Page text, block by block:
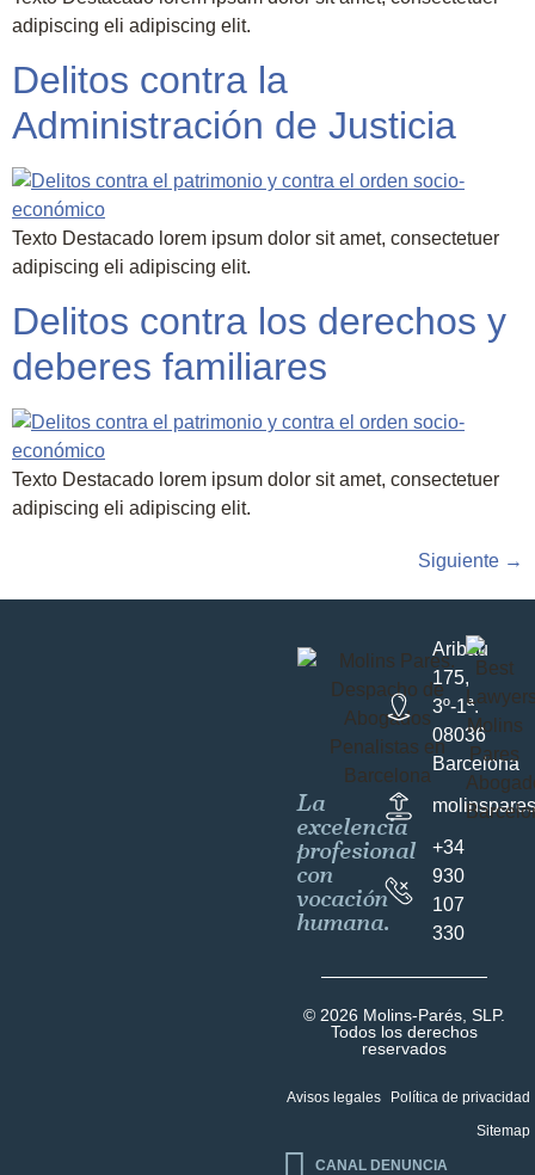
adipiscing eli adipiscing elit.
Delitos contra la
Administración de Justicia
Texto Destacado lorem ipsum dolor sit amet, consectetuer
adipiscing eli adipiscing elit.
Delitos contra los derechos y
deberes familiares
Texto Destacado lorem ipsum dolor sit amet, consectetuer
adipiscing eli adipiscing elit.
Siguiente →
La
excelencia
profesional
con
vocación
humana.
Aribau
175,
3º-1ª.
08036
Barcelona
+34
930
107
330
© 2026 Molins-Parés, SLP.
Todos los derechos
reservados
Avisos legales
Política de privacidad
Sitemap
CANAL DENUNCIA